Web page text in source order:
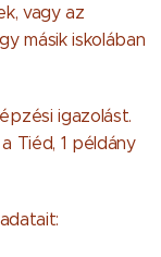
vagy az
másik iskolában
igazolást.
Tiéd, 1 példány